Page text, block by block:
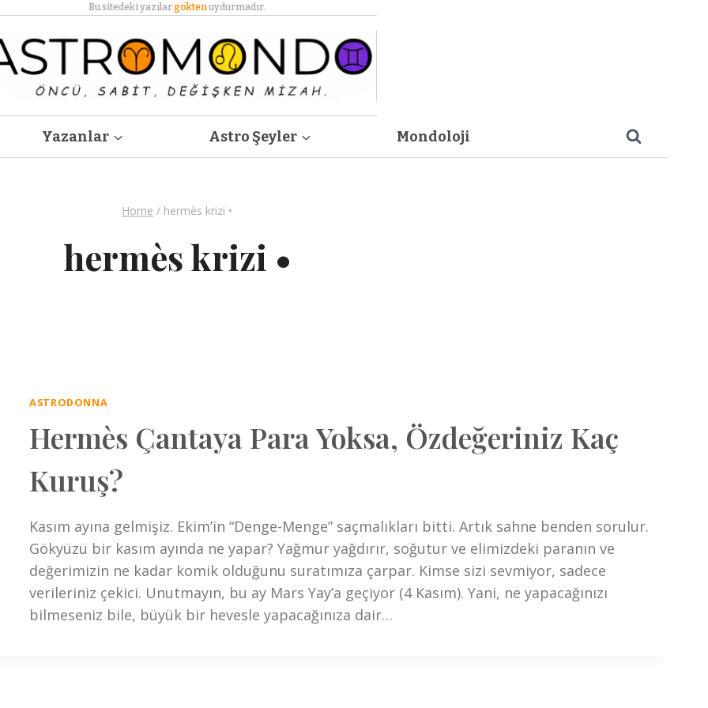
Bu sitedeki yazılargöktenuydurmadır.
Yazanlar Astro Şeyler Mondoloji
Home / hermès krizi •
hermès krizi •
ASTRODONNA
Hermès Çantaya Para Yoksa, Özdeğeriniz Kaç
Kuruş?
Kasım ayına gelmişiz. Ekim’in “Denge-Menge” saçmalıkları bitti. Artık sahne benden sorulur.
Gökyüzü bir kasım ayında ne yapar? Yağmur yağdırır, soğutur ve elimizdeki paranın ve
değerimizin ne kadar komik olduğunu suratımıza çarpar. Kimse sizi sevmiyor, sadece
verileriniz çekici. Unutmayın, bu ay Mars Yay’a geçiyor (4 Kasım). Yani, ne yapacağınızı
bilmeseniz bile, büyük bir hevesle yapacağınıza dair…